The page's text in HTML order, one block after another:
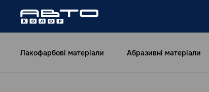
Лакофарбові матеріали Абразивні матеріали